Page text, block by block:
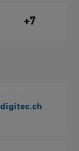
+7